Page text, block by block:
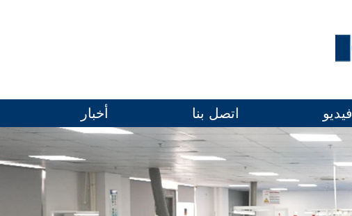
فيديو اتصل بنا أخبار